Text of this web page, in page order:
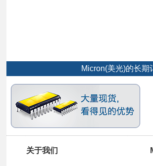
Micron(美光)的长
关于我们